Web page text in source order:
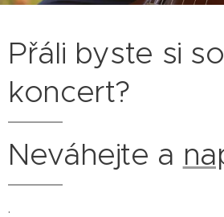
Přáli byste si
koncert?
Neváhejte a
.